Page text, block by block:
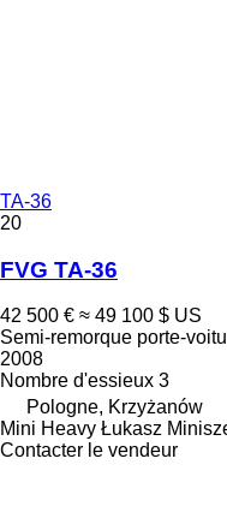
TA-36
20
FVG TA-36
42 500 € ≈ 49 100 $ US
Semi-remorque porte-
2008
Nombre d'essieux 3
Pologne, Krzyżanów
Mini Heavy Łukasz
Contacter le vendeur